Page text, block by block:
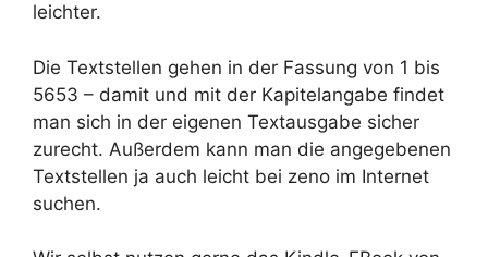
leichter.
Die Textstellen gehen in der Fassung von 1 bis
5653 – damit und mit der Kapitelangabe findet
man sich in der eigenen Textausgabe sicher
zurecht. Außerdem kann man die angegebenen
Textstellen ja auch leicht bei zeno im Internet
suchen.